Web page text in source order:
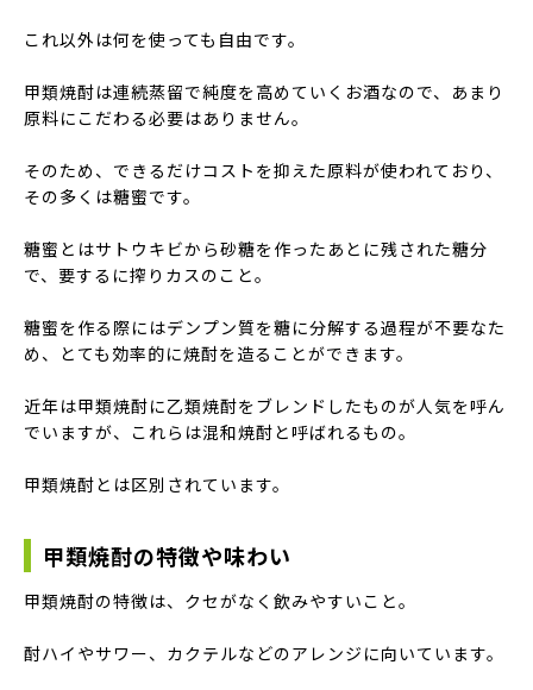
これ以外は何を使っても自由です。
甲類焼酎は連続蒸留で純度を高めていくお酒なので、あまり
原料にこだわる必要はありません。
そのため、できるだけコストを抑えた原料が使われており、
その多くは糖蜜です。
糖蜜とはサトウキビから砂糖を作ったあとに残された糖分
で、要するに搾りカスのこと。
糖蜜を作る際にはデンプン質を糖に分解する過程が不要なた
め、とても効率的に焼酎を造ることができます。
近年は甲類焼酎に乙類焼酎をブレンドしたものが人気を呼ん
でいますが、これらは混和焼酎と呼ばれるもの。
甲類焼酎とは区別されています。
甲類焼酎の特徴や味わい
甲類焼酎の特徴は、クセがなく飲みやすいこと。
酎ハイやサワー、カクテルなどのアレンジに向いています。